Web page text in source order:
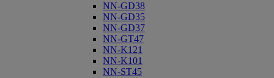
NN-GD38
NN-GD35
NN-GD37
NN-GT47
NN-K121
NN-K101
NN-ST45